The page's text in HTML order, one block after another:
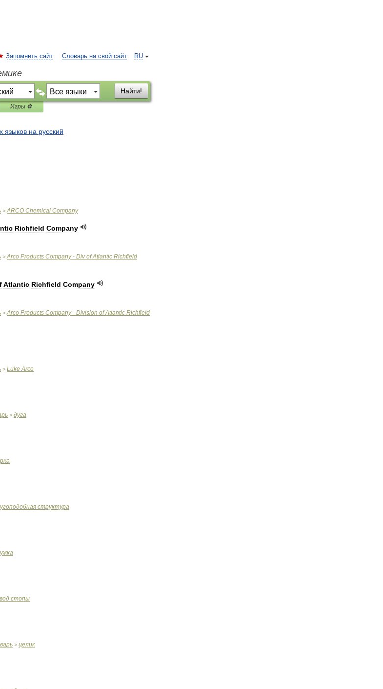
RU
Запомнить сайт Словарь на свой сайт
Найти!
Игры ⚽
языков на русский
> ARCO Chemical Company
Richfield Company
> Arco Products Company- Div of Atlantic Richfield
Atlantic Richfield Company
> Arco Products Company- Division of Atlantic Richfield
> Luke Arco
> дуга
структура
стопы
> целик